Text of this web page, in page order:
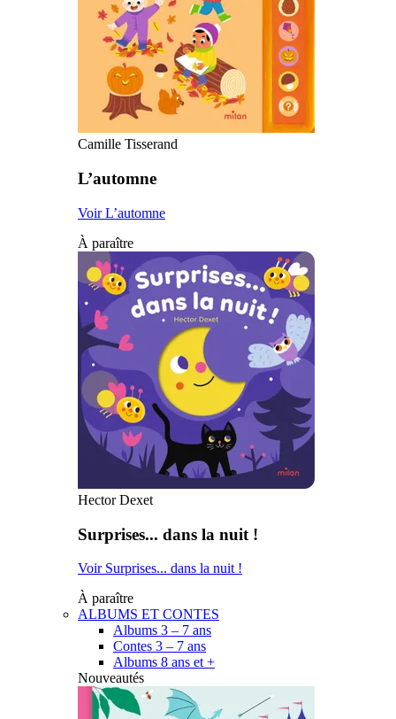
Camille Tisserand
L’automne
Voir L’automne
À paraître
Hector Dexet
Surprises... dans la nuit !
Voir Surprises... dans la nuit !
À paraître
ALBUMS ET CONTES
Albums 3 – 7 ans
Contes 3 – 7 ans
Albums 8 ans et +
Nouveautés